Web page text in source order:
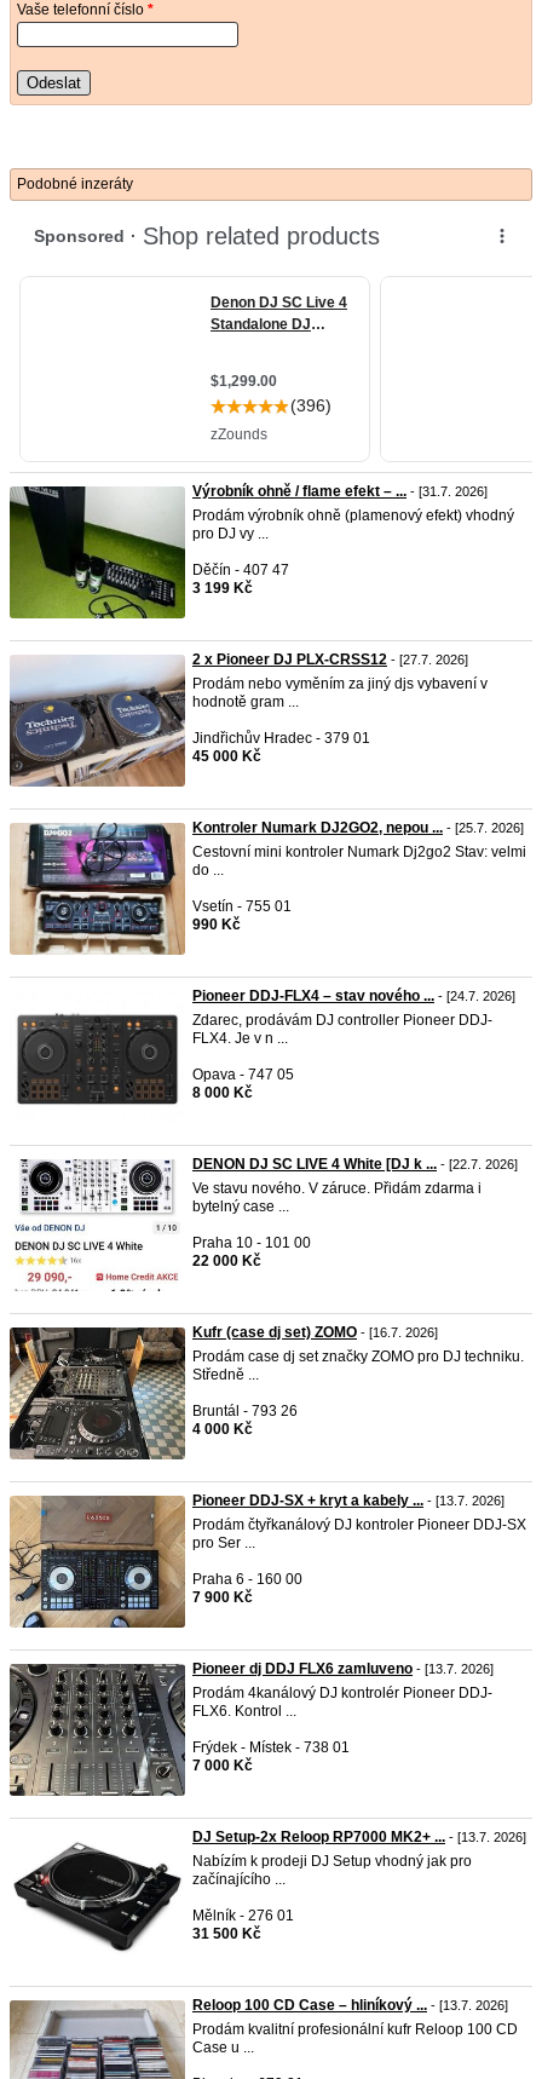
Vaše telefonní číslo *
Odeslat
Podobné inzeráty
Výrobník ohně / flame efekt – ... - [31.7. 2026]
Prodám výrobník ohně (plamenový efekt) vhodný
pro DJ vy ...
Děčín - 407 47
3 199 Kč
2 x Pioneer DJ PLX-CRSS12 - [27.7. 2026]
Prodám nebo vyměním za jiný djs vybavení v
hodnotě gram ...
Jindřichův Hradec - 379 01
45 000 Kč
Kontroler Numark DJ2GO2, nepou ... - [25.7. 2026]
Cestovní mini kontroler Numark Dj2go2 Stav: velmi
do ...
Vsetín - 755 01
990 Kč
Pioneer DDJ-FLX4 – stav nového ... - [24.7. 2026]
Zdarec, prodávám DJ controller Pioneer DDJ-
FLX4. Je v n ...
Opava - 747 05
8 000 Kč
DENON DJ SC LIVE 4 White [DJ k ... - [22.7. 2026]
Ve stavu nového. V záruce. Přidám zdarma i
bytelný case ...
Praha 10 - 101 00
22 000 Kč
Kufr (case dj set) ZOMO - [16.7. 2026]
Prodám case dj set značky ZOMO pro DJ techniku.
Středně ...
Bruntál - 793 26
4 000 Kč
Pioneer DDJ‐SX + kryt a kabely ... - [13.7. 2026]
Prodám čtyřkanálový DJ kontroler Pioneer DDJ‑SX
pro Ser ...
Praha 6 - 160 00
7 900 Kč
Pioneer dj DDJ FLX6 zamluveno - [13.7. 2026]
Prodám 4kanálový DJ kontrolér Pioneer DDJ-
FLX6. Kontrol ...
Frýdek - Místek - 738 01
7 000 Kč
DJ Setup-2x Reloop RP7000 MK2+ ... - [13.7. 2026]
Nabízím k prodeji DJ Setup vhodný jak pro
začínajícího ...
Mělník - 276 01
31 500 Kč
Reloop 100 CD Case – hliníkový ... - [13.7. 2026]
Prodám kvalitní profesionální kufr Reloop 100 CD
Case u ...